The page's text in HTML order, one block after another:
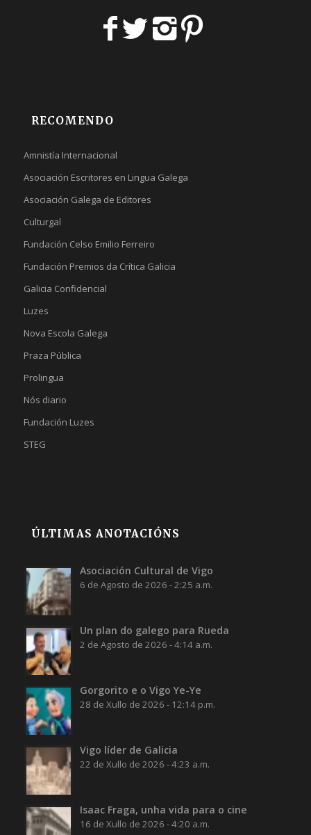
RECOMENDO
Amnistía Internacional
Asociación Escritores en Lingua Galega
Asociación Galega de Editores
Culturgal
Fundación Celso Emilio Ferreiro
Fundación Premios da Crítica Galicia
Galicia Confidencial
Luzes
Nova Escola Galega
Praza Pública
Prolingua
Nós diario
Fundación Luzes
STEG
ÚLTIMAS ANOTACIÓNS
Asociación Cultural de Vigo
6 de Agosto de 2026 - 2:25 a.m.
Un plan do galego para Rueda
2 de Agosto de 2026 - 4:14 a.m.
Gorgorito e o Vigo Ye-Ye
28 de Xullo de 2026 - 12:14 p.m.
Vigo líder de Galicia
22 de Xullo de 2026 - 4:23 a.m.
Isaac Fraga, unha vida para o cine
16 de Xullo de 2026 - 4:20 a.m.